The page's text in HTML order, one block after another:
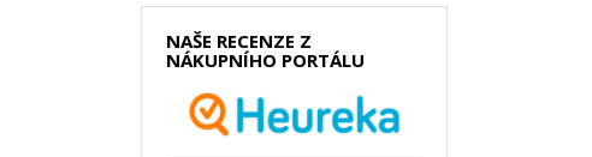
NAŠE RECENZE Z
NÁKUPNÍHO PORTÁLU